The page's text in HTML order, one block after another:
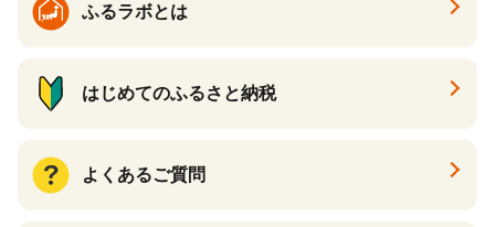
ふるラボとは
はじめてのふるさと納税
よくあるご質問